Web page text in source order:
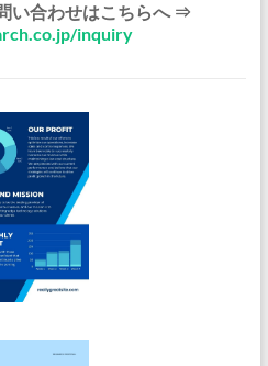
い合わせはこちらへ ⇒
inquiry